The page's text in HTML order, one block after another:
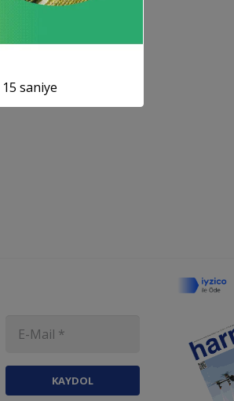
KAYDOL
14 saniye